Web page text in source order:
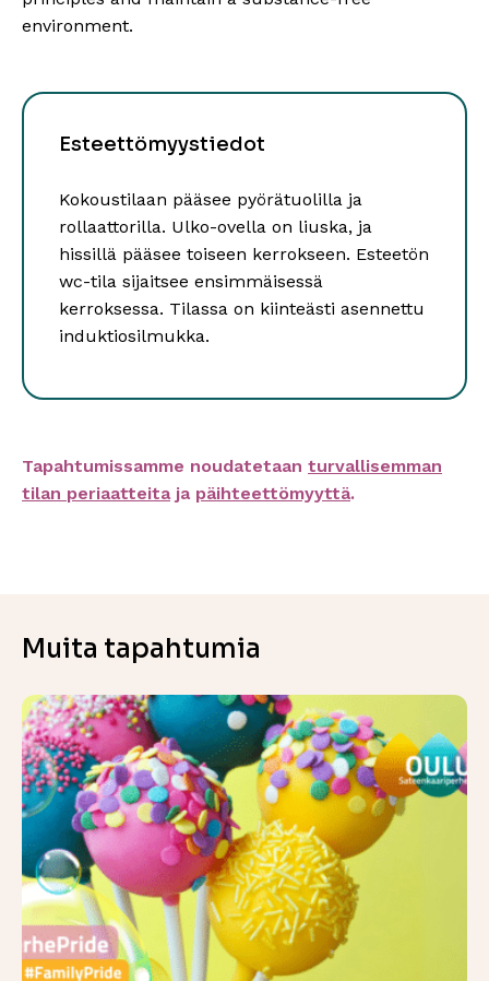
environment.
Esteettömyystiedot
Kokoustilaan pääsee pyörätuolilla ja
rollaattorilla. Ulko-ovella on liuska, ja
hissillä pääsee toiseen kerrokseen. Esteetön
wc-tila sijaitsee ensimmäisessä
kerroksessa. Tilassa on kiinteästi asennettu
induktiosilmukka.
Tapahtumissamme noudatetaan turvallisemman
tilan periaatteitaja päihteettömyyttä.
Muita tapahtumia